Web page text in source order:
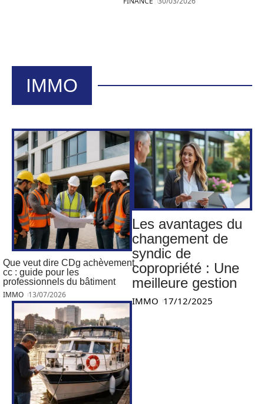
IMMO
Que veut dire CDg achèvement
cc : guide pour les
professionnels du bâtiment
IMMO 13/07/2026
Les avantages du
changement de
syndic de
copropriété : Une
meilleure gestion
IMMO 17/12/2025